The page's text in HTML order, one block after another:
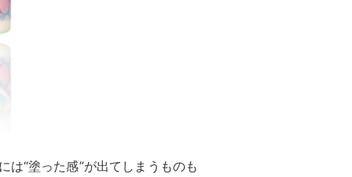
は“塗った感”が出てしまうものも